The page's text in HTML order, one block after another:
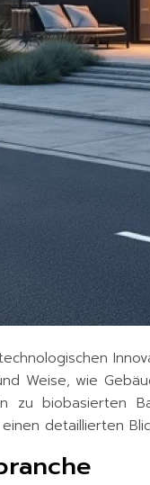
Weise, wie
zu biobasierten
detaillierten